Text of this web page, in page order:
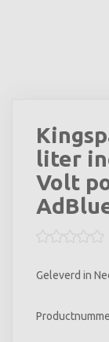
liter
Volt
Geleverd in